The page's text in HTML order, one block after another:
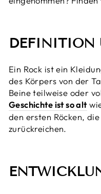
DEFINITION
Ein Rock ist ein
des Körpers von der
Beine teilweise oder
Geschichte ist so alt
den ersten Röcken,
zurückreichen.